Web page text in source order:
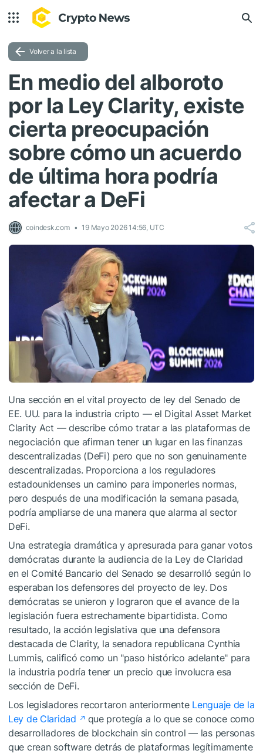
Volver a la lista
En medio del alboroto
por la Ley Clarity, existe
cierta preocupación
sobre cómo un acuerdo
de última hora podría
afectar a DeFi
coindesk.com 19 Mayo 2026 14:56, UTC
Una sección en el vital proyecto de ley del Senado de
EE. UU. para la industria cripto — el Digital Asset Market
Clarity Act — describe cómo tratar a las plataformas de
negociación que afirman tener un lugar en las finanzas
descentralizadas (DeFi) pero que no son genuinamente
descentralizadas. Proporciona a los reguladores
estadounidenses un camino para imponerles normas,
pero después de una modificación la semana pasada,
podría ampliarse de una manera que alarma al sector
DeFi.
Una estrategia dramática y apresurada para ganar votos
demócratas durante la audiencia de la Ley de Claridad
en el Comité Bancario del Senado se desarrolló según lo
esperaban los defensores del proyecto de ley. Dos
demócratas se unieron y lograron que el avance de la
legislación fuera estrechamente bipartidista. Como
resultado, la acción legislativa que una defensora
destacada de Clarity, la senadora republicana Cynthia
Lummis, calificó como un "paso histórico adelante" para
la industria podría tener un precio que involucra esa
sección de DeFi.
Los legisladores recortaron anteriormente Lenguaje de la
Ley de Claridad
que protegía a lo que se conoce como
desarrolladores de blockchain sin control — las personas
que crean software detrás de plataformas legítimamente